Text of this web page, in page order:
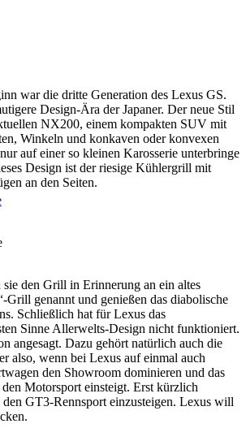
war die dritte Generation des Lexus GS.
Design-Ära der Japaner. Der neue Stil
NX200, einem kompakten SUV mit
Winkeln und konkaven oder konvexen
auf einer so kleinen Karosserie unterbringe
Design ist der riesige Kühlergrill mit
an den Seiten.
den Grill in Erinnerung an ein altes
Grill genannt und genießen das diabolische
Schließlich hat für Lexus das
Sinne Allerwelts-Design nicht funktioniert.
angesagt. Dazu gehört natürlich auch die
also, wenn bei Lexus auf einmal auch
den Showroom dominieren und das
Motorsport einsteigt. Erst kürzlich
GT3-Rennsport einzusteigen. Lexus will